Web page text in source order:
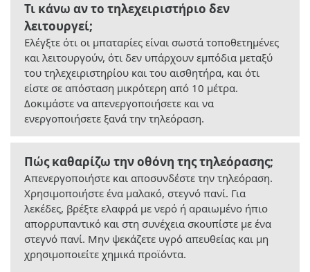
Τι κάνω αν το τηλεχειριστήριο δεν
λειτουργεί;
Ελέγξτε ότι οι μπαταρίες είναι σωστά τοποθετημένες
και λειτουργούν, ότι δεν υπάρχουν εμπόδια μεταξύ
του τηλεχειριστηρίου και του αισθητήρα, και ότι
είστε σε απόσταση μικρότερη από 10 μέτρα.
Δοκιμάστε να απενεργοποιήσετε και να
ενεργοποιήσετε ξανά την τηλεόραση.
Πώς καθαρίζω την οθόνη της τηλεόρασης;
Απενεργοποιήστε και αποσυνδέστε την τηλεόραση.
Χρησιμοποιήστε ένα μαλακό, στεγνό πανί. Για
λεκέδες, βρέξτε ελαφρά με νερό ή αραιωμένο ήπιο
απορρυπαντικό και στη συνέχεια σκουπίστε με ένα
στεγνό πανί. Μην ψεκάζετε υγρό απευθείας και μη
χρησιμοποιείτε χημικά προϊόντα.